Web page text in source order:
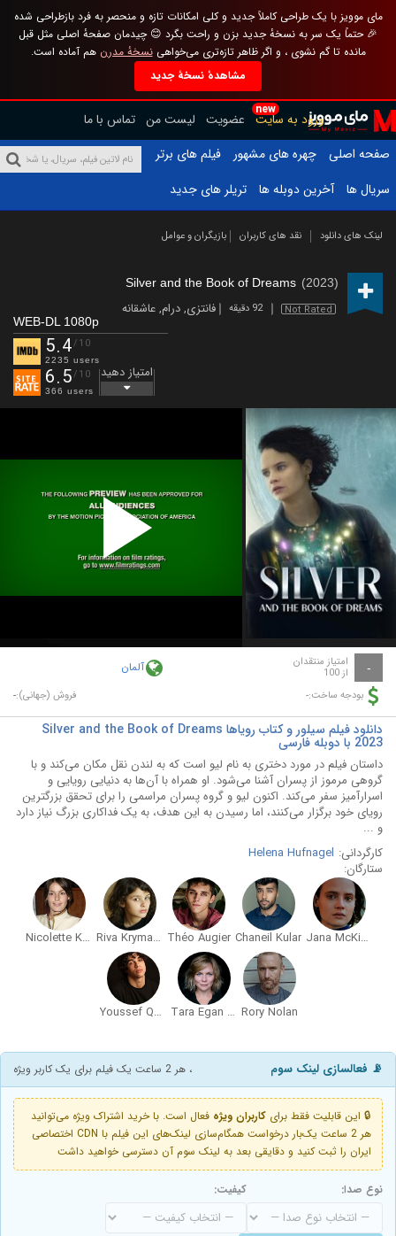
مای موویز با یک طراحی کاملاً جدید و کلی امکانات تازه و منحصر به فرد بازطراحی شده
🎉 حتماً یک سر به نسخهٔ جدید بزن و راحت بگرد 😊 چیدمان صفحهٔ اصلی مثل قبل
مانده تا گم نشوی ، و اگر ظاهر تازه‌تری می‌خواهینسخهٔ مدرن هم آماده است.
مشاهدهٔ نسخهٔ جدید
new
ورود به سایت عضویت لیست من تماس با ما
صفحه اصلی
چهره های مشهور
فیلم های برتر
سریال ها
آخرین دوبله ها تریلر های جدید
لینک های دانلود نقد های کاربران بازیگران و عوامل
Silver and the Book of Dreams (2023)
Not Rated 92 دقیقه فانتزی,درام,عاشقانه
WEB-DL 1080p
5.4/10
2235 users
6.5/10
366 users
امتیاز دهید
Play
Video
- امتیاز منتقدان
از 100 آلمان
بودجه ساخت:- فروش (جهانی):-
دانلود فیلم سیلور و کتاب رویاها Silver and the Book of Dreams
2023 با دوبله فارسی
داستان فیلم در مورد دختری به نام لیو است که به لندن نقل مکان می‌کند و با
گروهی مرموز از پسران آشنا می‌شود. او همراه با آن‌ها به دنیایی رویایی و
اسرارآمیز سفر می‌کند. اکنون لیو و گروه پسران مراسمی را برای تحقق بزرگترین
رویای خود برگزار می‌کنند، اما رسیدن به این هدف، به یک فداکاری بزرگ نیاز دارد
و ...
کارگردانی: Helena Hufnagel
ستارگان:
Jana McKinnon
Chaneil Kular
Théo Augier
Riva Krymalowski
Nicolette Krebitz
Rory Nolan
Tara Egan Langley
Youssef Quinn
📡 فعالسازی لینک سوم ، هر 2 ساعت یک فیلم برای یک کاربر ویژه
🔒 این قابلیت فقط برای کاربران ویژه فعال است. با خرید اشتراک ویژه می‌توانید
هر 2 ساعت یک‌بار درخواست همگام‌سازی لینک‌های این فیلم با CDN اختصاصی
ایران را ثبت کنید و دقایقی بعد به لینک سوم آن دسترسی خواهید داشت
نوع صدا: کیفیت: